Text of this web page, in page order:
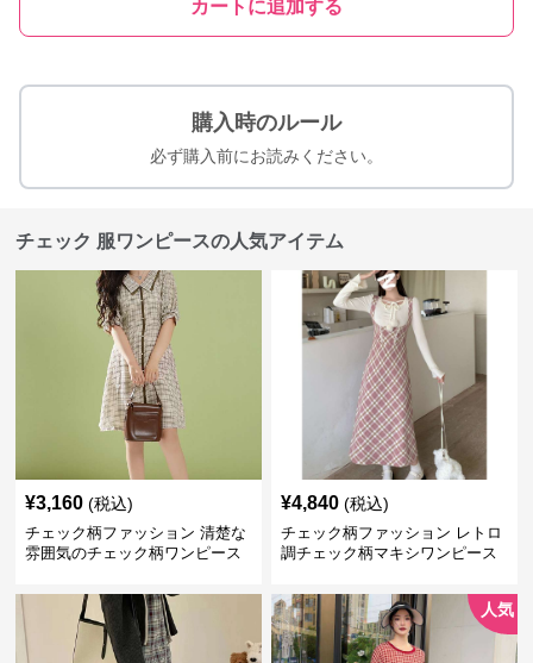
カートに追加する
購入時のルール
必ず購入前にお読みください。
チェック 服ワンピースの人気アイテム
¥3,160 (税込)
チェック柄ファッション 清楚な
雰囲気のチェック柄ワンピース
¥4,840 (税込)
チェック柄ファッション レトロ
調チェック柄マキシワンピース
人気